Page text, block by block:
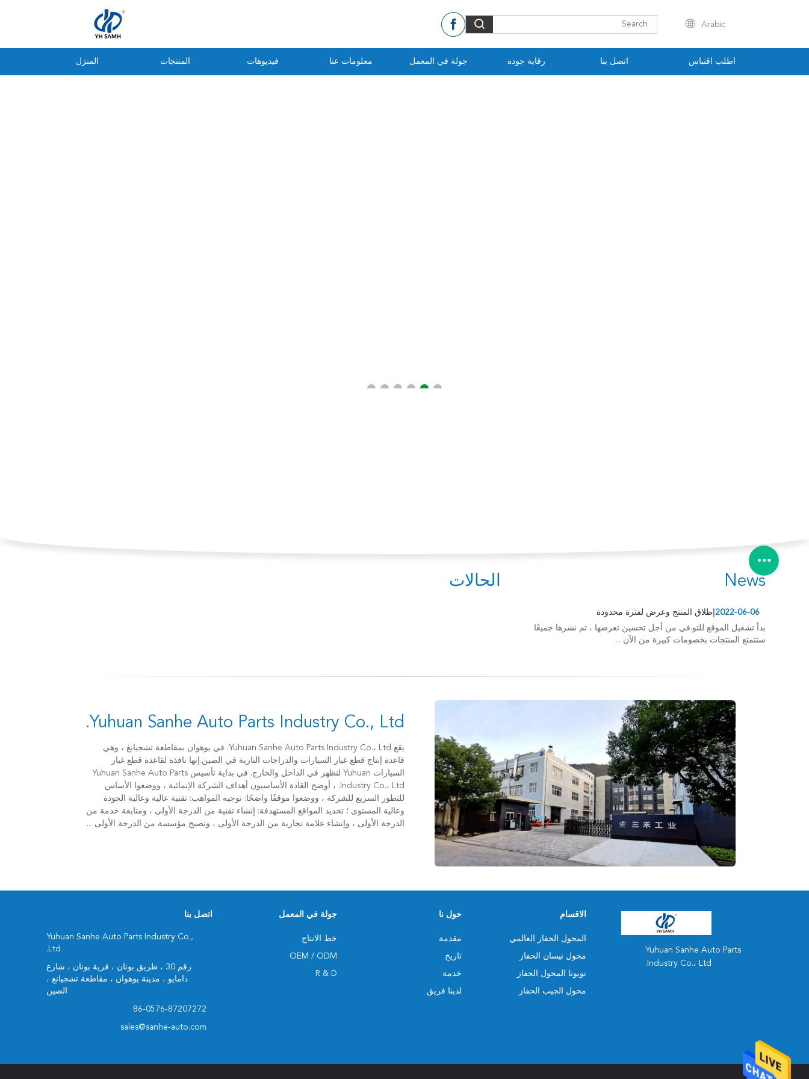
Arabic
المنزل المنتجات فيديوهات معلومات عنا جولة في المعمل رقابة جودة اتصل بنا اطلب اقتباس
الحالات News
2022-06-06 إطلاق المنتج وعرض لفترة محدودة
بدأ تشغيل الموقع للتو.في من أجل تحسين تعرضها ، تم نشرها جميعًا
ستتمتع المنتجات بخصومات كبيرة من الآن ...
Yuhuan Sanhe Auto Parts Industry Co., Ltd.
يقع Yuhuan Sanhe Auto Parts Industry Co.، Ltd. في يوهوان بمقاطعة تشجيانغ ، وهي
قاعدة إنتاج قطع غيار السيارات والدراجات النارية في الصين.إنها نافذة لقاعدة قطع غيار
السيارات Yuhuan لتظهر في الداخل والخارج. في بداية تأسيس Yuhuan Sanhe Auto Parts
Industry Co.، Ltd. ، أوضح القادة الأساسيون أهداف الشركة الإنمائية ، ووضعوا الأساس
للتطور السريع للشركة ، ووضعوا موقفًا واضحًا: توجيه المواهب: تقنية عالية وعالية الجودة
وعالية المستوى ؛ تحديد المواقع المستهدفة: إنشاء تقنية من الدرجة الأولى ، ومتابعة خدمة من
الدرجة الأولى ، وإنشاء علامة تجارية من الدرجة الأولى ، وتصبح مؤسسة من الدرجة الأولى ...
Yuhuan Sanhe Auto Parts
Industry Co.، Ltd.
الاقسام
المحول الحفاز العالمي
محول نيسان الحفاز
تويوتا المحول الحفاز
محول الجيب الحفاز
حول نا
مقدمة
تاريخ
خدمة
لدينا فريق
جولة في المعمل
خط الانتاج
OEM / ODM
R & D
اتصل بنا
Yuhuan Sanhe Auto Parts Industry Co.,
Ltd.
رقم 30 ، طريق بونان ، قرية بونان ، شارع
دامايو ، مدينة يوهوان ، مقاطعة تشجيانغ ،
الصين
86-0576-87207272
sales@sanhe-auto.com